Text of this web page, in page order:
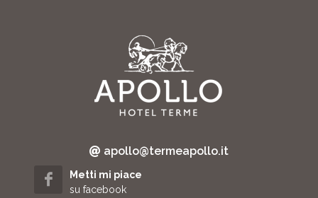
apollo@termeapollo.it
Metti mi piace
su facebook